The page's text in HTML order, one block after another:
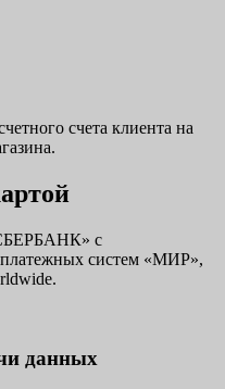
счета клиента на
с
платежных систем «МИР»,
данных